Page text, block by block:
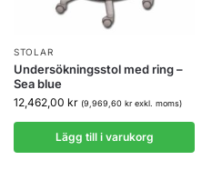
STOLAR
Undersökningsstol med ring –
Sea blue
12,462,00 kr (9,969,60 krexkl. moms)
Lägg till i varukorg